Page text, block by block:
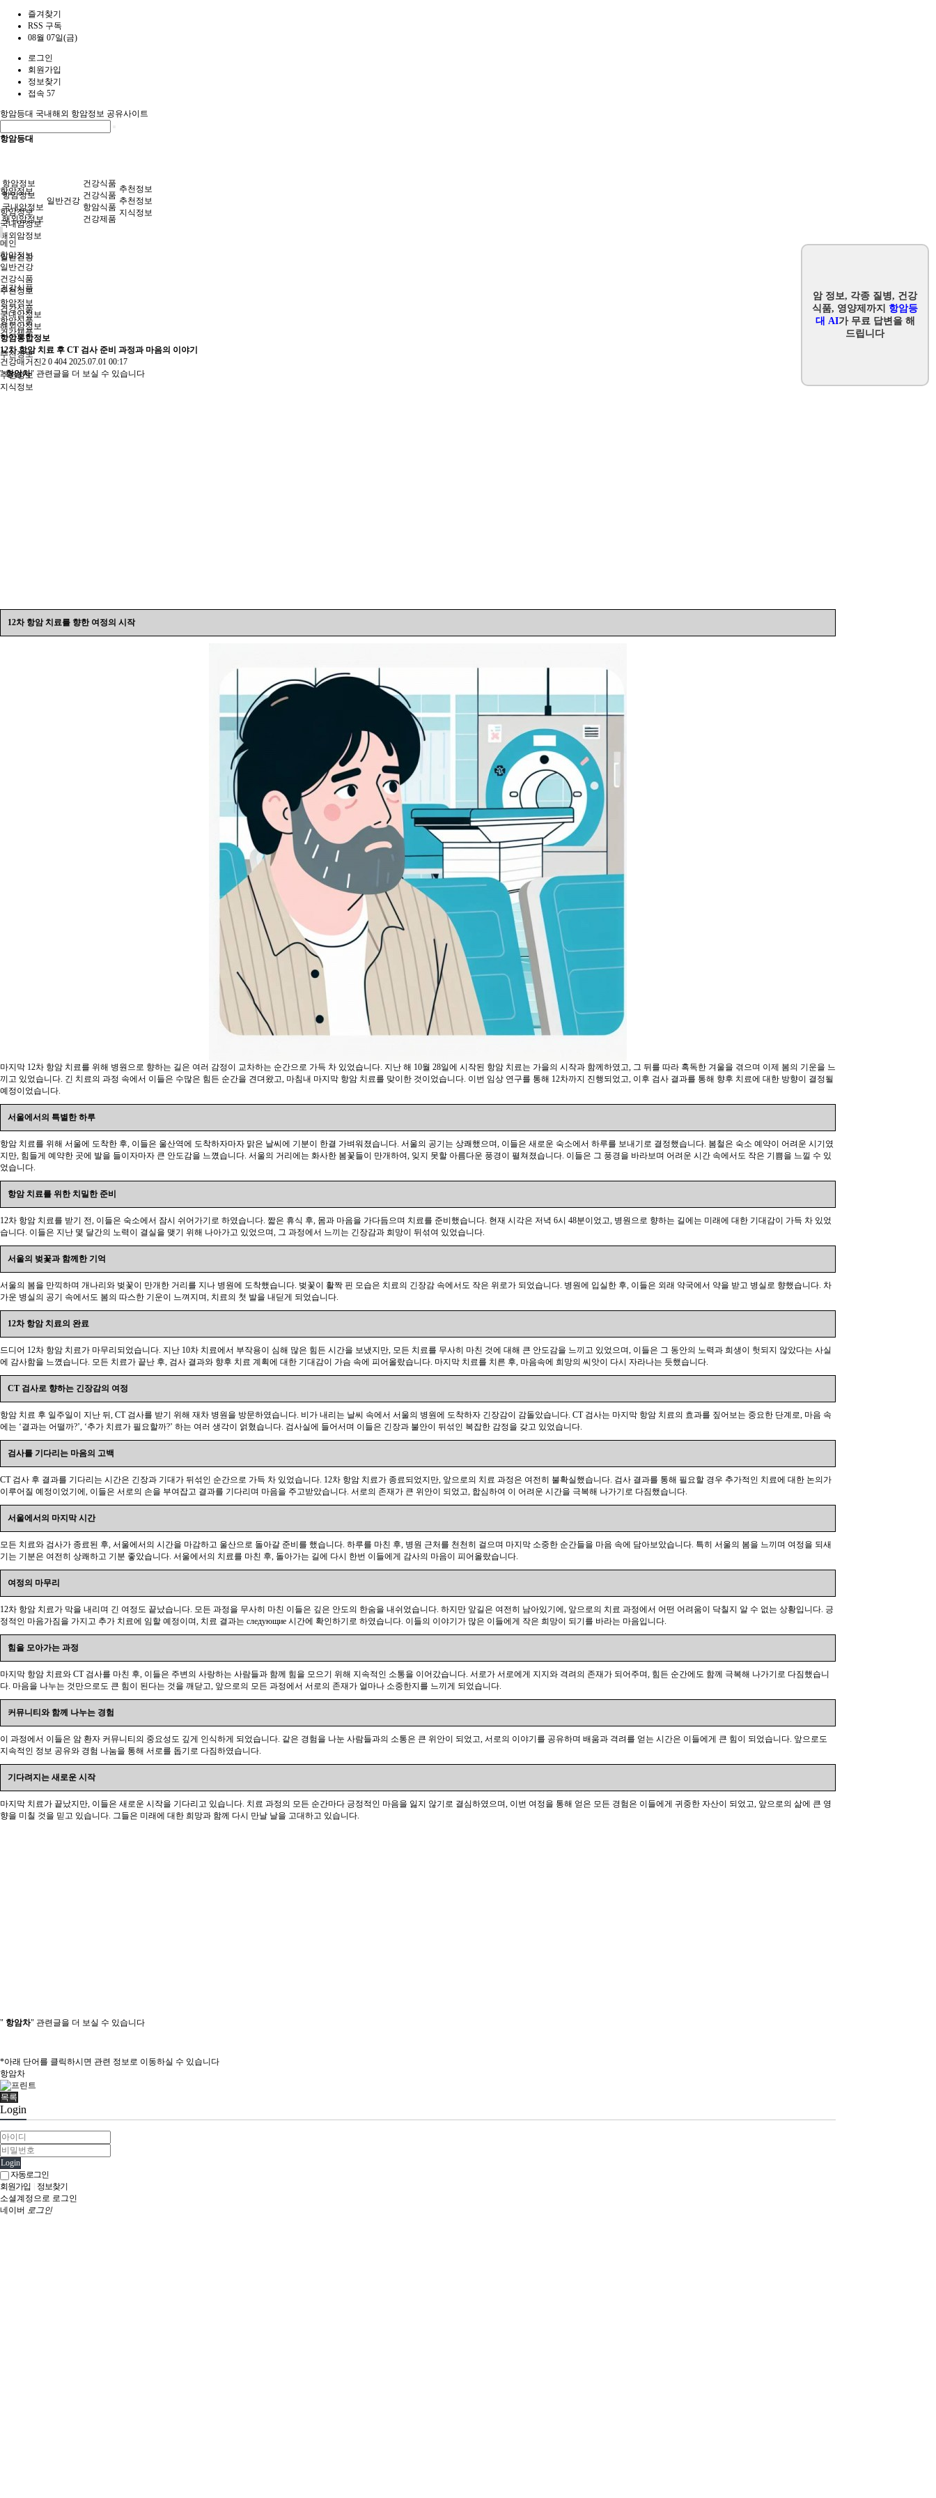
즐겨찾기
RSS 구독
08월 07일(금)
로그인
회원가입
정보찾기
접속 57
항암등대 국내해외 항암정보 공유사이트
항암등대
항암정보
항암정보
국내암정보
해외암정보
일반건강
건강식품
건강식품
항암식품
건강제품
추천정보
추천정보
지식정보
항암정보
항암정보
국내암정보
해외암정보
일반건강
건강식품
건강식품
항암식품
건강제품
추천정보
추천정보
지식정보
메인
항암정보
일반건강
건강식품
추천정보
항암정보
국내암정보
해외암정보
항암통합정보
12차 항암 치료 후 CT 검사 준비 과정과 마음의 이야기
건강매거진2 0 404 2025.07.01 00:17
"항암차" 관련글을 더 보실 수 있습니다
12차 항암 치료를 향한 여정의 시작
마지막 12차 항암 치료를 위해 병원으로 향하는 길은 여러 감정이 교차하는 순간으로 가득 차 있었습니다. 지난 해 10월 28일에 시작된 항암 치료는 가을의 시작과 함께하였고, 그 뒤를 따라 혹독한 겨울을 겪으며 이제 봄의 기운을 느
끼고 있었습니다. 긴 치료의 과정 속에서 이들은 수많은 힘든 순간을 견뎌왔고, 마침내 마지막 항암 치료를 맞이한 것이었습니다. 이번 임상 연구를 통해 12차까지 진행되었고, 이후 검사 결과를 통해 향후 치료에 대한 방향이 결정될
예정이었습니다.
서울에서의 특별한 하루
항암 치료를 위해 서울에 도착한 후, 이들은 울산역에 도착하자마자 맑은 날씨에 기분이 한결 가벼워졌습니다. 서울의 공기는 상쾌했으며, 이들은 새로운 숙소에서 하루를 보내기로 결정했습니다. 봄철은 숙소 예약이 어려운 시기였
지만, 힘들게 예약한 곳에 발을 들이자마자 큰 안도감을 느꼈습니다. 서울의 거리에는 화사한 봄꽃들이 만개하여, 잊지 못할 아름다운 풍경이 펼쳐졌습니다. 이들은 그 풍경을 바라보며 어려운 시간 속에서도 작은 기쁨을 느낄 수 있
었습니다.
항암 치료를 위한 치밀한 준비
12차 항암 치료를 받기 전, 이들은 숙소에서 잠시 쉬어가기로 하였습니다. 짧은 휴식 후, 몸과 마음을 가다듬으며 치료를 준비했습니다. 현재 시각은 저녁 6시 48분이었고, 병원으로 향하는 길에는 미래에 대한 기대감이 가득 차 있었
습니다. 이들은 지난 몇 달간의 노력이 결실을 맺기 위해 나아가고 있었으며, 그 과정에서 느끼는 긴장감과 희망이 뒤섞여 있었습니다.
서울의 벚꽃과 함께한 기억
서울의 봄을 만끽하며 개나리와 벚꽃이 만개한 거리를 지나 병원에 도착했습니다. 벚꽃이 활짝 핀 모습은 치료의 긴장감 속에서도 작은 위로가 되었습니다. 병원에 입실한 후, 이들은 외래 약국에서 약을 받고 병실로 향했습니다. 차
가운 병실의 공기 속에서도 봄의 따스한 기운이 느껴지며, 치료의 첫 발을 내딛게 되었습니다.
12차 항암 치료의 완료
드디어 12차 항암 치료가 마무리되었습니다. 지난 10차 치료에서 부작용이 심해 많은 힘든 시간을 보냈지만, 모든 치료를 무사히 마친 것에 대해 큰 안도감을 느끼고 있었으며, 이들은 그 동안의 노력과 희생이 헛되지 않았다는 사실
에 감사함을 느꼈습니다. 모든 치료가 끝난 후, 검사 결과와 향후 치료 계획에 대한 기대감이 가슴 속에 피어올랐습니다. 마지막 치료를 치른 후, 마음속에 희망의 씨앗이 다시 자라나는 듯했습니다.
CT 검사로 향하는 긴장감의 여정
항암 치료 후 일주일이 지난 뒤, CT 검사를 받기 위해 재차 병원을 방문하였습니다. 비가 내리는 날씨 속에서 서울의 병원에 도착하자 긴장감이 감돌았습니다. CT 검사는 마지막 항암 치료의 효과를 짚어보는 중요한 단계로, 마음 속
에는 ‘결과는 어떨까?’, ‘추가 치료가 필요할까?’ 하는 여러 생각이 얽혔습니다. 검사실에 들어서며 이들은 긴장과 불안이 뒤섞인 복잡한 감정을 갖고 있었습니다.
검사를 기다리는 마음의 고백
CT 검사 후 결과를 기다리는 시간은 긴장과 기대가 뒤섞인 순간으로 가득 차 있었습니다. 12차 항암 치료가 종료되었지만, 앞으로의 치료 과정은 여전히 불확실했습니다. 검사 결과를 통해 필요할 경우 추가적인 치료에 대한 논의가
이루어질 예정이었기에, 이들은 서로의 손을 부여잡고 결과를 기다리며 마음을 주고받았습니다. 서로의 존재가 큰 위안이 되었고, 합심하여 이 어려운 시간을 극복해 나가기로 다짐했습니다.
서울에서의 마지막 시간
모든 치료와 검사가 종료된 후, 서울에서의 시간을 마감하고 울산으로 돌아갈 준비를 했습니다. 하루를 마친 후, 병원 근처를 천천히 걸으며 마지막 소중한 순간들을 마음 속에 담아보았습니다. 특히 서울의 봄을 느끼며 여정을 되새
기는 기분은 여전히 상쾌하고 기분 좋았습니다. 서울에서의 치료를 마친 후, 돌아가는 길에 다시 한번 이들에게 감사의 마음이 피어올랐습니다.
여정의 마무리
12차 항암 치료가 막을 내리며 긴 여정도 끝났습니다. 모든 과정을 무사히 마친 이들은 깊은 안도의 한숨을 내쉬었습니다. 하지만 앞길은 여전히 남아있기에, 앞으로의 치료 과정에서 어떤 어려움이 닥칠지 알 수 없는 상황입니다. 긍
정적인 마음가짐을 가지고 추가 치료에 임할 예정이며, 치료 결과는 следующие 시간에 확인하기로 하였습니다. 이들의 이야기가 많은 이들에게 작은 희망이 되기를 바라는 마음입니다.
힘을 모아가는 과정
마지막 항암 치료와 CT 검사를 마친 후, 이들은 주변의 사랑하는 사람들과 함께 힘을 모으기 위해 지속적인 소통을 이어갔습니다. 서로가 서로에게 지지와 격려의 존재가 되어주며, 힘든 순간에도 함께 극복해 나가기로 다짐했습니
다. 마음을 나누는 것만으로도 큰 힘이 된다는 것을 깨닫고, 앞으로의 모든 과정에서 서로의 존재가 얼마나 소중한지를 느끼게 되었습니다.
커뮤니티와 함께 나누는 경험
이 과정에서 이들은 암 환자 커뮤니티의 중요성도 깊게 인식하게 되었습니다. 같은 경험을 나눈 사람들과의 소통은 큰 위안이 되었고, 서로의 이야기를 공유하며 배움과 격려를 얻는 시간은 이들에게 큰 힘이 되었습니다. 앞으로도
지속적인 정보 공유와 경험 나눔을 통해 서로를 돕기로 다짐하였습니다.
기다려지는 새로운 시작
마지막 치료가 끝났지만, 이들은 새로운 시작을 기다리고 있습니다. 치료 과정의 모든 순간마다 긍정적인 마음을 잃지 않기로 결심하였으며, 이번 여정을 통해 얻은 모든 경험은 이들에게 귀중한 자산이 되었고, 앞으로의 삶에 큰 영
향을 미칠 것을 믿고 있습니다. 그들은 미래에 대한 희망과 함께 다시 만날 날을 고대하고 있습니다.
" 항암차" 관련글을 더 보실 수 있습니다
*아래 단어를 클릭하시면 관련 정보로 이동하실 수 있습니다
항암차
목록
Login
Login
자동로그인
회원가입
정보찾기
소셜계정으로 로그인
네이버 로그인
암 정보, 각종 질병, 건강
식품, 영양제까지 항암등
대 AI가 무료 답변을 해
드립니다